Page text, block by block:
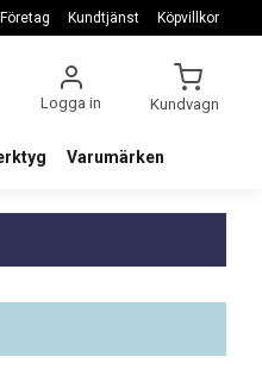
Företag Kundtjänst Köpvillkor
Logga in Kundvagn
Varumärken